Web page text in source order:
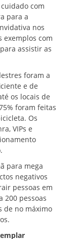
com
para a
nos
exemplos com
assistir as
foram a
e de
os locais de
foram feitas
Os
VIPs e
para mega
negativos
pessoas em
200 pessoas
de no máximo